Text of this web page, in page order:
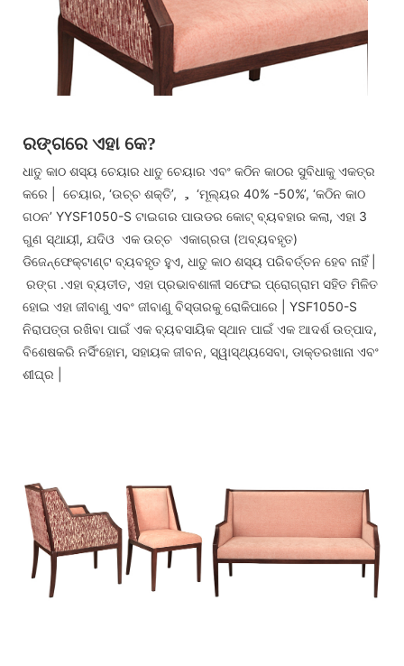
ରଙ୍ଗରେ ଏହା କେ?
ଧାତୁ କାଠ ଶସ୍ୟ ଚେୟାର ଧାତୁ ଚେୟାର ଏବଂ କଠିନ କାଠର ସୁବିଧାକୁ ଏକତ୍ର
କରେ | ଚେୟାର, ‘ଉଚ୍ଚ ଶକ୍ତି’, ， ‘ମୂଲ୍ୟର 40% -50%’, ‘କଠିନ କାଠ
ଗଠନ’ YYSF1050-S ଟାଇଗର ପାଉଡର କୋଟ୍ ବ୍ୟବହାର କଲା, ଏହା 3
ଗୁଣ ସ୍ଥାୟୀ, ଯଦିଓ ଏକ ଉଚ୍ଚ ଏକାଗ୍ରତା (ଅବ୍ୟବହୃତ)
ଡିଜେନ୍ଫେକ୍ଟାଣ୍ଟ ବ୍ୟବହୃତ ହୁଏ, ଧାତୁ କାଠ ଶସ୍ୟ ପରିବର୍ତ୍ତନ ହେବ ନାହିଁ |
ରଙ୍ଗ .ଏହା ବ୍ୟତୀତ, ଏହା ପ୍ରଭାବଶାଳୀ ସଫେଇ ପ୍ରୋଗ୍ରାମ ସହିତ ମିଳିତ
ହୋଇ ଏହା ଜୀବାଣୁ ଏବଂ ଜୀବାଣୁ ବିସ୍ତାରକୁ ରୋକିପାରେ | YSF1050-S
ନିରାପତ୍ତା ରଖିବା ପାଇଁ ଏକ ବ୍ୟବସାୟିକ ସ୍ଥାନ ପାଇଁ ଏକ ଆଦର୍ଶ ଉତ୍ପାଦ,
ବିଶେଷକରି ନର୍ସିଂହୋମ, ସହାୟକ ଜୀବନ, ​​ସ୍ୱାସ୍ଥ୍ୟସେବା, ଡାକ୍ତରଖାନା ଏବଂ
ଶୀଘ୍ର |